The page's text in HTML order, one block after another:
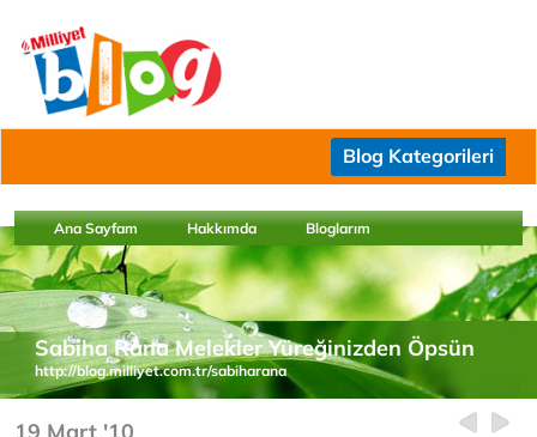
Blog Kategorileri
Ana Sayfam Hakkımda Bloglarım
Sabiha Rana Melekler Yüreğinizden Öpsün
http://blog.milliyet.com.tr/sabiharana